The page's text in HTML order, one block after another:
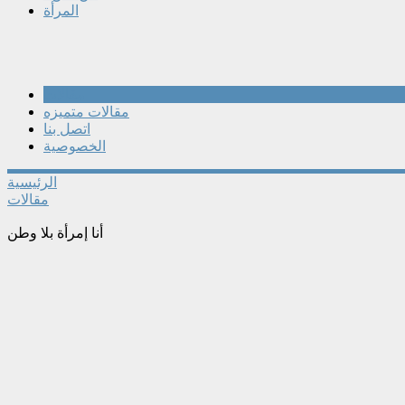
المرأة
مقالات متميزه
اتصل بنا
الخصوصية
الرئيسية
مقالات
أنا إمرأة بلا وطن